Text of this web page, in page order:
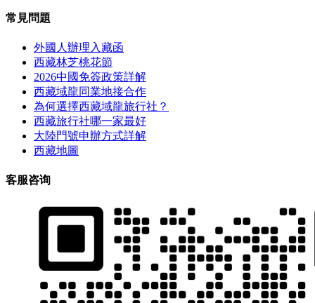
常見問題
外國人辦理入藏函
西藏林芝桃花節
2026中國免簽政策詳解
西藏域龍同業地接合作
為何選擇西藏域龍旅行社？
西藏旅行社哪一家最好
大陸門號申辦方式詳解
西藏地圖
客服咨询